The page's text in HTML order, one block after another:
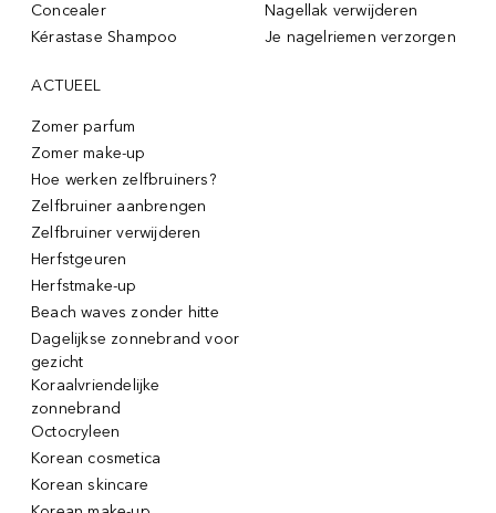
Concealer
Kérastase Shampoo
Nagellak verwijderen
Je nagelriemen verzorgen
ACTUEEL
Zomer parfum
Zomer make-up
Hoe werken zelfbruiners?
Zelfbruiner aanbrengen
Zelfbruiner verwijderen
Herfstgeuren
Herfstmake-up
Beach waves zonder hitte
Dagelijkse zonnebrand voor
gezicht
Koraalvriendelijke
zonnebrand
Octocryleen
Korean cosmetica
Korean skincare